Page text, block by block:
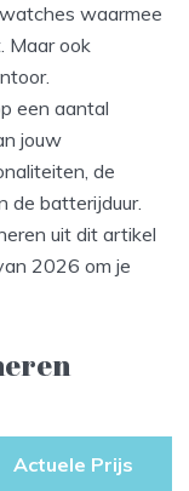
waarmee
Maar ook
een aantal
jouw
de
de batterijduur.
uit dit artikel
2026 om je
Actuele Prijs